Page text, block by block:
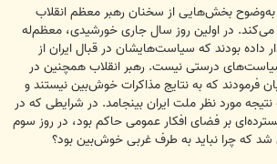
گذشته به‌وضوح بخش‌هایی از سخنان رهبر معظم انقلاب
می‌کند. در اولین روز سال جاری خورشیدی، معظم‌له
داده بودند که سیاست‌هایشان در قبال ایران از
درستی نیست. رهبر انقلاب همچنین در
دیگر بیان فرمودند که به نتایج مذاکرات خوش‌بین نیستند و
مورد نظر ملت ایران بینجامد. در شرایطی که در
بر فضای افکار عمومی حاکم بود، در روز سوم
که چرا نباید به طرف غربی خوش‌بین بود؟